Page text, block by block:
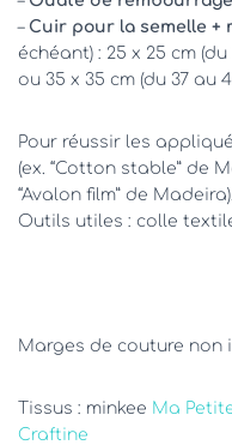
– Cuir pour la semelle +
échéant) : 25 x 25 cm (du
ou 35 x 35 cm (du 37 au
Pour réussir les
(ex. “Cotton stable” de
“Avalon film” de Madeira).
Outils utiles : colle
Marges de couture non
Tissus : minkee Ma
Craftine